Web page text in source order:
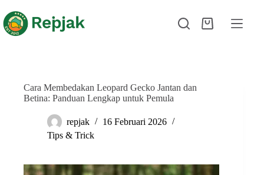
Cara Membedakan Leopard Gecko Jantan dan
Betina: Panduan Lengkap untuk Pemula
repjak
16 Februari 2026
Tips & Trick